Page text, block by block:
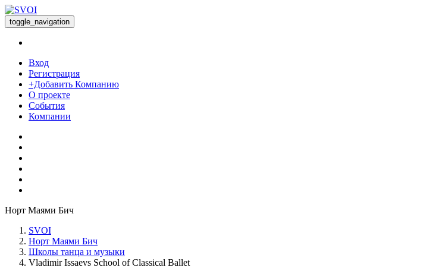
toggle_navigation
Вход
Регистрация
+Добавить Компанию
О проекте
События
Компании
Норт Маями Бич
SVOI
Норт Маями Бич
Школы танца и музыки
Vladimir Issaevs School of Classical Ballet